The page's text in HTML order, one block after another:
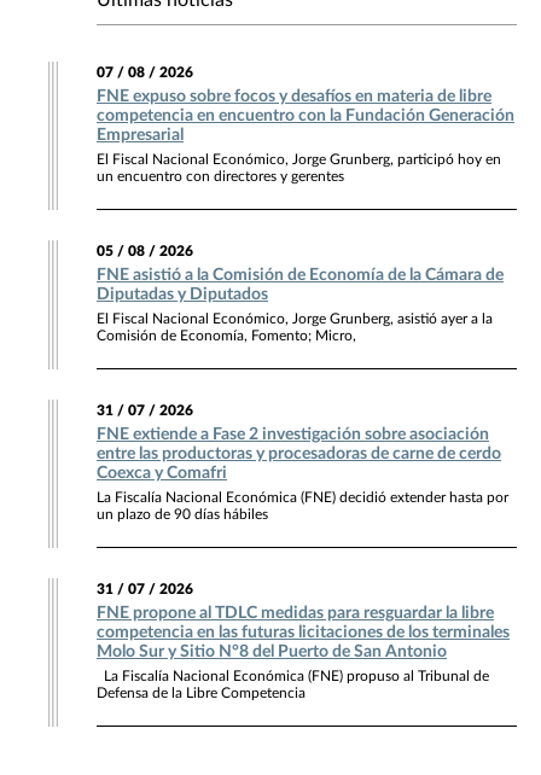
07 / 08 / 2026
FNE expuso sobre focos y desafíos en materia de libre
competencia en encuentro con la Fundación Generación
Empresarial
El Fiscal Nacional Económico, Jorge Grunberg, participó hoy en
un encuentro con directores y gerentes
05 / 08 / 2026
FNE asistió a la Comisión de Economía de la Cámara de
Diputadas y Diputados
El Fiscal Nacional Económico, Jorge Grunberg, asistió ayer a la
Comisión de Economía, Fomento; Micro,
31 / 07 / 2026
FNE extiende a Fase 2 investigación sobre asociación
entre las productoras y procesadoras de carne de cerdo
Coexca y Comafri
La Fiscalía Nacional Económica (FNE) decidió extender hasta por
un plazo de 90 días hábiles
31 / 07 / 2026
FNE propone al TDLC medidas para resguardar la libre
competencia en las futuras licitaciones de los terminales
Molo Sur y Sitio N°8 del Puerto de San Antonio
La Fiscalía Nacional Económica (FNE) propuso al Tribunal de
Defensa de la Libre Competencia